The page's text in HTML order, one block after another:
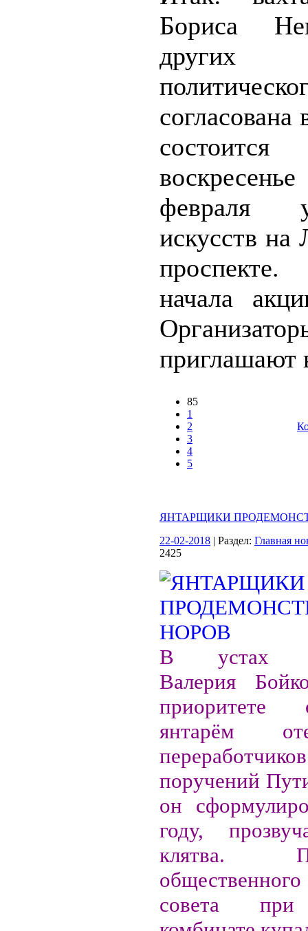
Бориса
других
согласована
искусств на
начала
приглашают
85
1
2
3
4
5
ЯНТАРЩИКИ
22-02-2018 | Раздел: Главная
2425
В устах
Валерия
приоритете
янтарём
поручений
он
году,
клятва.
общественного
совета при